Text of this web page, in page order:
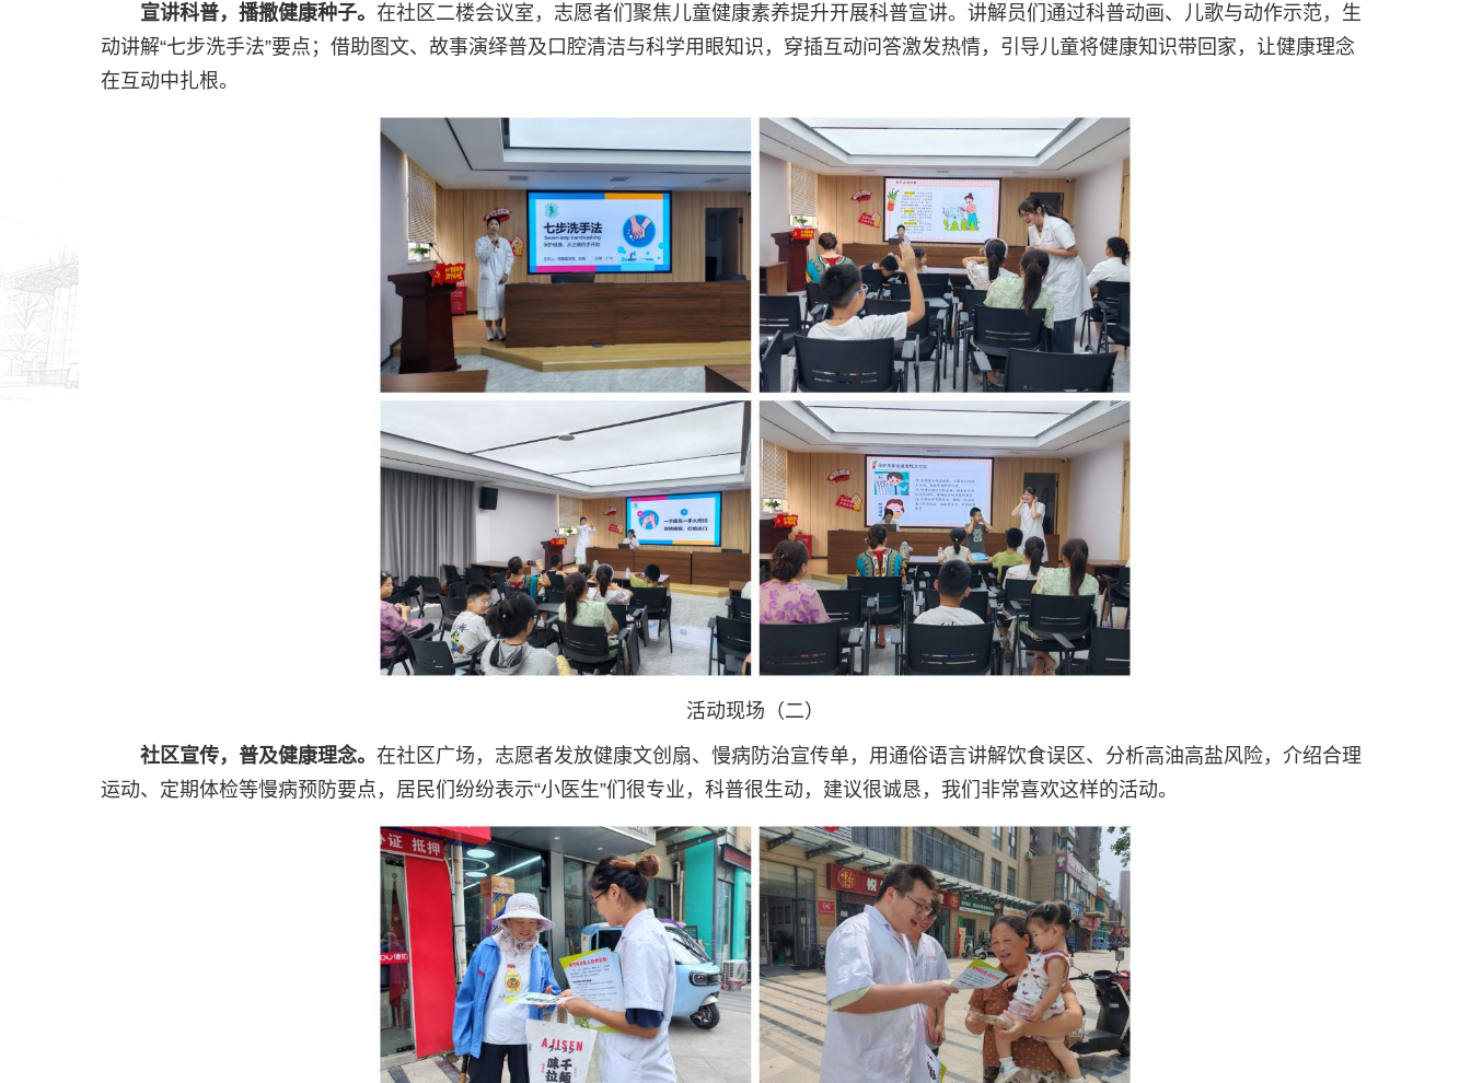
宣讲科普，播撒健康种子。 在社区二楼会议室，志愿者们聚焦儿童健康素养提升开展科普宣讲。讲解员们通过科普动画、儿歌与动作示范，生
动讲解“七步洗手法”要点；借助图文、故事演绎普及口腔清洁与科学用眼知识，穿插互动问答激发热情，引导儿童将健康知识带回家，让健康理念
在互动中扎根。
活动现场（二）
社区宣传，普及健康理念。 在社区广场，志愿者发放健康文创扇、慢病防治宣传单，用通俗语言讲解饮食误区、分析高油高盐风险，介绍合理
运动、定期体检等慢病预防要点，居民们纷纷表示“小医生”们很专业，科普很生动，建议很诚恳，我们非常喜欢这样的活动。